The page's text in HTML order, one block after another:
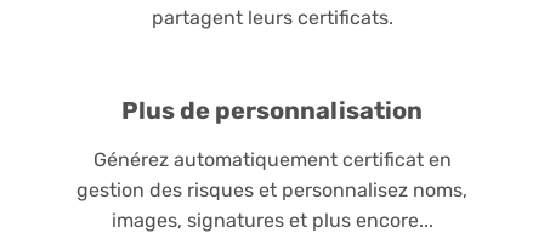
partagent leurs certificats.
Plus de personnalisation
Générez automatiquement certificat en
gestion des risques et personnalisez noms,
images, signatures et plus encore...